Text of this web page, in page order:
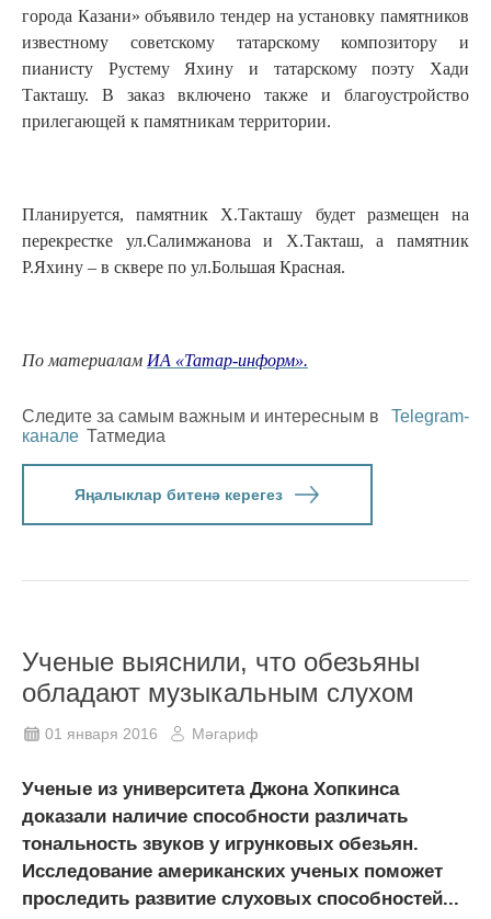
города Казани» объявило тендер на установку памятников
известному советскому татарскому композитору и
пианисту Рустему Яхину и татарскому поэту Хади
Такташу. В заказ включено также и благоустройство
прилегающей к памятникам территории.
Планируется, памятник Х.Такташу будет размещен на
перекрестке ул.Салимжанова и Х.Такташ, а памятник
Р.Яхину – в сквере по ул.Большая Красная.
По материалам ИА «Татар-информ».
Следите за самым важным и интересным в
Telegram-
канале Татмедиа
Яңалыклар битенә керегез
Ученые выяснили, что обезьяны
обладают музыкальным слухом
01 января 2016 Мәгариф
Ученые из университета Джона Хопкинса
доказали наличие способности различать
тональность звуков у игрунковых обезьян.
Исследование американских ученых поможет
проследить развитие слуховых способностей...